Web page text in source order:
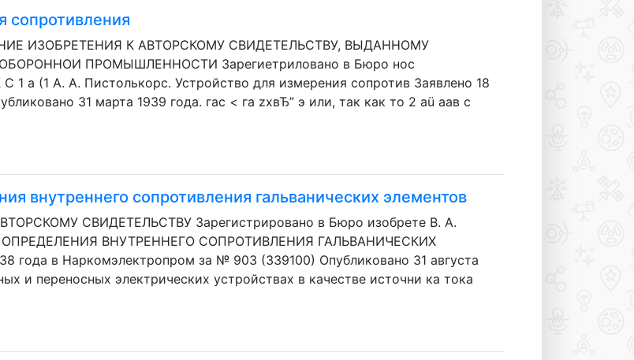
сопротивления
ИЗОБРЕТЕНИЯ К АВТОРСКОМУ СВИДЕТЕЛЬСТВУ, ВЫДАННОМУ
ПРОМЫШЛЕННОСТИ Зарегиетриловано в Бюро нос
1 а (1 А. А. Пистолькорс. Устройство для измерения сопротив Заявлено 18
31 марта 1939 года. гас < га zxвЂ” э или, так как то 2 aü аав с
внутреннего сопротивления гальванических элементов
СВИДЕТЕЛЬСТВУ Зарегистрировано в Бюро изобрете В. А.
ОПРЕДЕЛЕНИЯ ВНУТРЕННЕГО СОПРОТИВЛЕНИЯ ГАЛЬВАНИЧЕСКИХ
года в Наркомэлектропром за № 903 (339100) Опубликовано 31 августа
и переносных электрических устройствах в качестве источни ка тока